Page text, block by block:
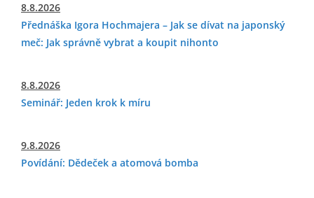
8.8.2026
Přednáška Igora Hochmajera – Jak se dívat na japonský
meč: Jak správně vybrat a koupit nihonto
8.8.2026
Seminář: Jeden krok k míru
9.8.2026
Povídání: Dědeček a atomová bomba